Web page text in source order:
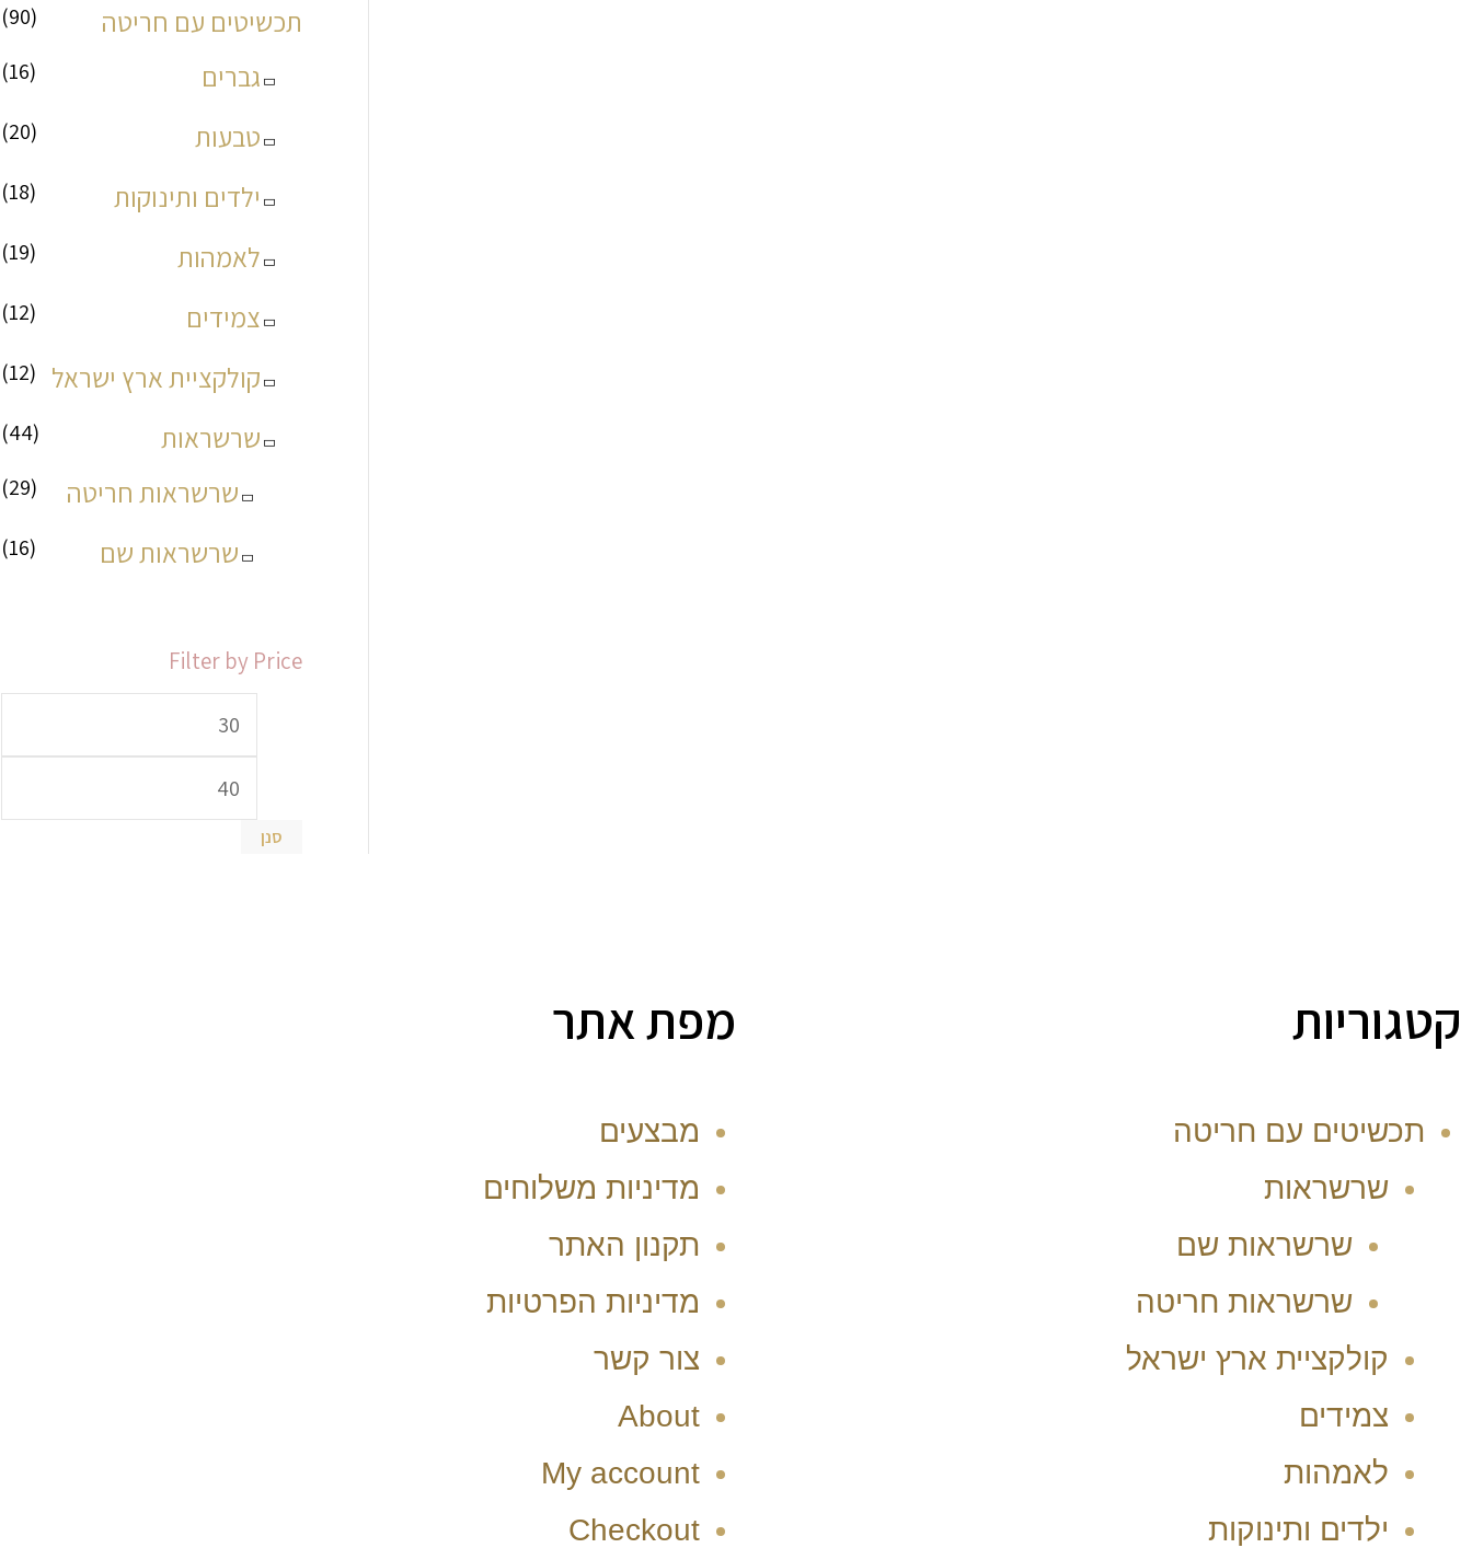
תכשיטים עם חריטה (90)
גברים (16)
טבעות (20)
ילדים ותינוקות (18)
לאמהות (19)
צמידים (12)
קולקציית ארץ ישראל (12)
שרשראות (44)
שרשראות חריטה (29)
שרשראות שם (16)
Filter by Price
סנן
קטגוריות
תכשיטים עם חריטה
שרשראות
שרשראות שם
שרשראות חריטה
קולקציית ארץ ישראל
צמידים
לאמהות
ילדים ותינוקות
מפת אתר
מבצעים
מדיניות משלוחים
תקנון האתר
מדיניות הפרטיות
צור קשר
About
My account
Checkout